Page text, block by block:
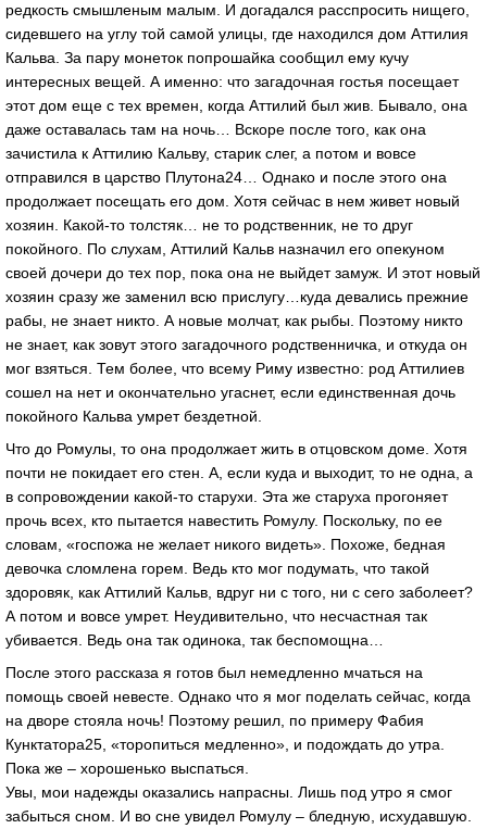
редкость смышленым малым. И догадался расспросить нищего,
сидевшего на углу той самой улицы, где находился дом Аттилия
Кальва. За пару монеток попрошайка сообщил ему кучу
интересных вещей. А именно: что загадочная гостья посещает
этот дом еще с тех времен, когда Аттилий был жив. Бывало, она
даже оставалась там на ночь… Вскоре после того, как она
зачистила к Аттилию Кальву, старик слег, а потом и вовсе
отправился в царство Плутона24… Однако и после этого она
продолжает посещать его дом. Хотя сейчас в нем живет новый
хозяин. Какой-то толстяк… не то родственник, не то друг
покойного. По слухам, Аттилий Кальв назначил его опекуном
своей дочери до тех пор, пока она не выйдет замуж. И этот новый
хозяин сразу же заменил всю прислугу…куда девались прежние
рабы, не знает никто. А новые молчат, как рыбы. Поэтому никто
не знает, как зовут этого загадочного родственничка, и откуда он
мог взяться. Тем более, что всему Риму известно: род Аттилиев
сошел на нет и окончательно угаснет, если единственная дочь
покойного Кальва умрет бездетной.
Что до Ромулы, то она продолжает жить в отцовском доме. Хотя
почти не покидает его стен. А, если куда и выходит, то не одна, а
в сопровождении какой-то старухи. Эта же старуха прогоняет
прочь всех, кто пытается навестить Ромулу. Поскольку, по ее
словам, «госпожа не желает никого видеть». Похоже, бедная
девочка сломлена горем. Ведь кто мог подумать, что такой
здоровяк, как Аттилий Кальв, вдруг ни с того, ни с сего заболеет?
А потом и вовсе умрет. Неудивительно, что несчастная так
убивается. Ведь она так одинока, так беспомощна…
После этого рассказа я готов был немедленно мчаться на
помощь своей невесте. Однако что я мог поделать сейчас, когда
на дворе стояла ночь! Поэтому решил, по примеру Фабия
Кунктатора25, «торопиться медленно», и подождать до утра.
Пока же – хорошенько выспаться.
Увы, мои надежды оказались напрасны. Лишь под утро я смог
забыться сном. И во сне увидел Ромулу – бледную, исхудавшую.